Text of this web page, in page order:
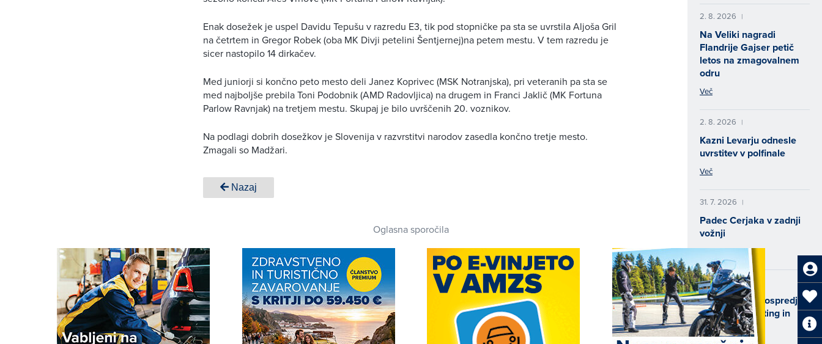
Enak dosežek je uspel Davidu Tepušu v razredu E3, tik pod stopničke pa sta se uvrstila Aljoša Gril
na četrtem in Gregor Robek (oba MK Divji petelini Šentjernej)na petem mestu. V tem razredu je
sicer nastopilo 14 dirkačev.
Med juniorji si končno peto mesto deli Janez Koprivec (MSK Notranjska), pri veteranih pa sta se
med najboljše prebila Toni Podobnik (AMD Radovljica) na drugem in Franci Jaklič (MK Fortuna
Parlow Ravnjak) na tretjem mestu. Skupaj je bilo uvrščenih 20. voznikov.
Na podlagi dobrih dosežkov je Slovenija v razvrstitvi narodov zasedla končno tretje mesto.
Zmagali so Madžari.
Nazaj
2. 8. 2026 |
Na Veliki nagradi
Flandrije Gajser petič
letos na zmagovalnem
odru
Več
2. 8. 2026 |
Kazni Levarju odnesle
uvrstitev v polfinale
Več
31. 7. 2026 |
Padec Cerjaka v zadnji
vožnji
Več
29. 7. 2026 |
Konec tedna v ospredju
speedway, karting in
motokros
Oglasna sporočila